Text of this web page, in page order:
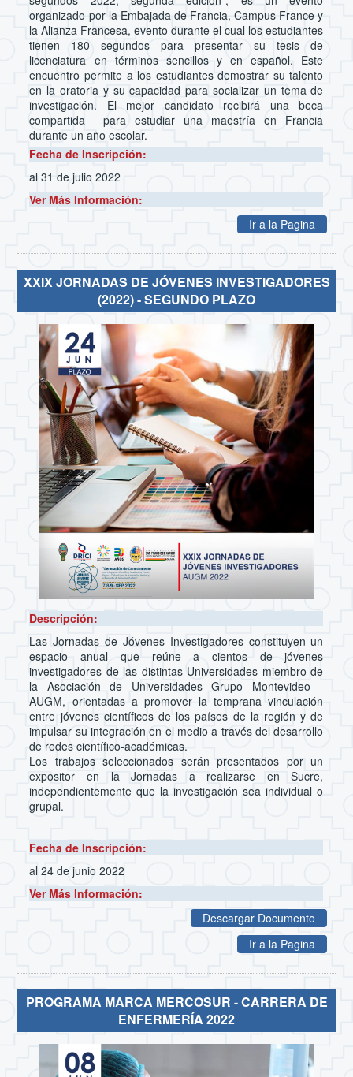
organizado por la Embajada de Francia, Campus France y
la Alianza Francesa, evento durante el cual los estudiantes
tienen 180 segundos para presentar su tesis de
licenciatura en términos sencillos y en español. Este
encuentro permite a los estudiantes demostrar su talento
en la oratoria y su capacidad para socializar un tema de
investigación. El mejor candidato recibirá una beca
compartida para estudiar una maestría en Francia
durante un año escolar.
Fecha de Inscripción:
al 31 de julio 2022
Ver Más Información:
Ir a la Pagina
XXIX JORNADAS DE JÓVENES INVESTIGADORES
(2022) - SEGUNDO PLAZO
Descripción:
Las Jornadas de Jóvenes Investigadores constituyen un
espacio anual que reúne a cientos de jóvenes
investigadores de las distintas Universidades miembro de
la Asociación de Universidades Grupo Montevideo -
AUGM, orientadas a promover la temprana vinculación
entre jóvenes científicos de los países de la región y de
impulsar su integración en el medio a través del desarrollo
de redes científico-académicas.
Los trabajos seleccionados serán presentados por un
expositor en la Jornadas a realizarse en Sucre,
independientemente que la investigación sea individual o
grupal.
Fecha de Inscripción:
al 24 de junio 2022
Ver Más Información:
Descargar Documento
Ir a la Pagina
PROGRAMA MARCA MERCOSUR - CARRERA DE
ENFERMERÍA 2022